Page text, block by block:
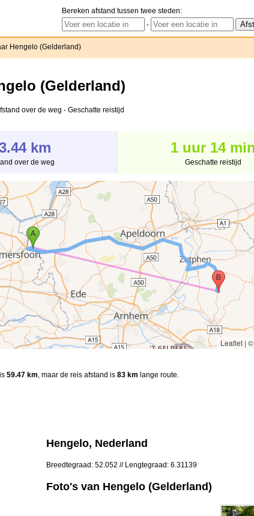
Bereken afstand tussen twee steden:
-
Hengelo (Gelderland)
(Gelderland)
over de weg - Geschatte reistijd
km
over de weg
1 uur 14
Geschatte reistijd
Leaflet | ©
59.47 km, maar de reis afstand is 83 km lange route.
Hengelo, Nederland
Breedtegraad: 52.052 // Lengtegraad: 6.31139
Foto's van Hengelo (Gelderland)